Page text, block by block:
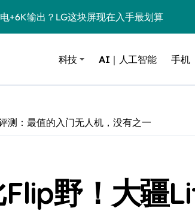
+6K输出？LG这块屏现在入手最划算
智商税还是真香？实测告诉你
测：内置四重低音，把影院塞进电视柜
让老游戏机告别“电池杀手”
”？索尼这招“借尸还魂”，是妙棋还是昏招
反而成了性价比之王？
科技 AI｜人工智能 手机
测：最值的入门无人机，没有之一
野！大疆